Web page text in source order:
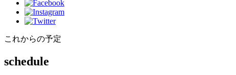
これからの予定
schedule